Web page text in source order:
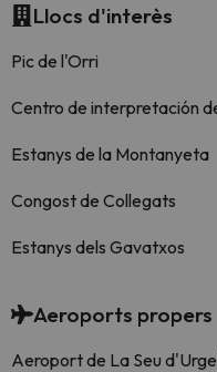
Llocs d'interès
Pic de l'Orri
Centro de interpretación
Estanys de la Montanyeta
Congost de Collegats
Estanys dels Gavatxos
Aeroports propers
Aeroport de La Seu